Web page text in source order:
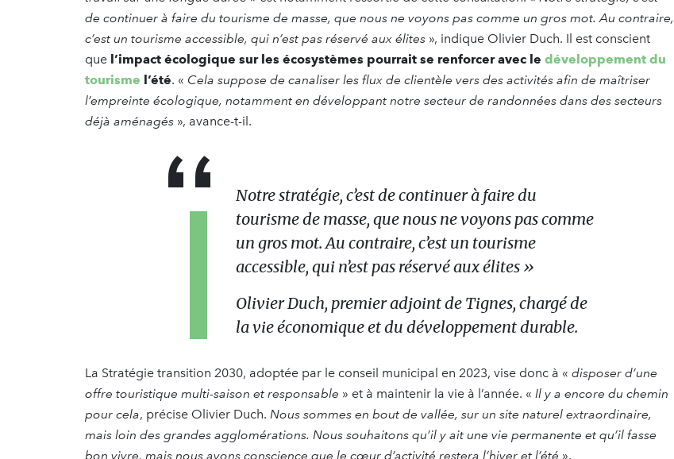
de continuer à faire du tourisme de masse, que nous ne voyons pas comme un gros mot. Au contraire,
c’est un tourisme accessible, qui n’est pas réservé aux élites », indique Olivier Duch. Il est conscient
que l’impact écologique sur les écosystèmes pourrait se renforcer avec le développement du
tourisme l’été. « Cela suppose de canaliser les flux de clientèle vers des activités afin de maîtriser
l’empreinte écologique, notamment en développant notre secteur de randonnées dans des secteurs
déjà aménagés », avance-t-il.
Notre stratégie, c’est de continuer à faire du
tourisme de masse, que nous ne voyons pas comme
un gros mot. Au contraire, c’est un tourisme
accessible, qui n’est pas réservé aux élites »
Olivier Duch, premier adjoint de Tignes, chargé de
la vie économique et du développement durable.
La Stratégie transition 2030, adoptée par le conseil municipal en 2023, vise donc à « disposer d’une
offre touristique multi-saison et responsable » et à maintenir la vie à l’année. « Il y a encore du chemin
pour cela, précise Olivier Duch. Nous sommes en bout de vallée, sur un site naturel extraordinaire,
mais loin des grandes agglomérations. Nous souhaitons qu’il y ait une vie permanente et qu’il fasse
bon vivre, mais nous avons conscience que le cœur d’activité restera l’hiver et l’été ».